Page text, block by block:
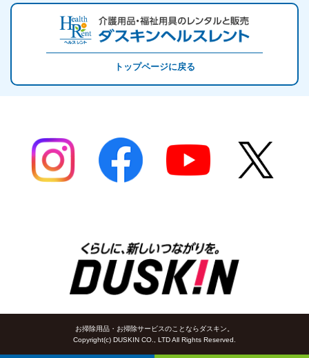
トップページに戻る
お掃除用品・お掃除サービスのことならダスキン。
Copyright(c) DUSKIN CO., LTD All Rights Reserved.